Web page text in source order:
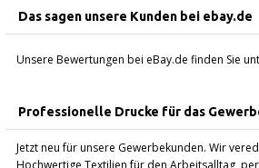
Das sagen unsere Kunden bei ebay.de
Unsere Bewertungen bei eBay.de finden Sie
Professionelle Drucke für das
Jetzt neu für unsere Gewerbekunden. Wir
Hochwertige Textilien für den Arbeitsalltag,